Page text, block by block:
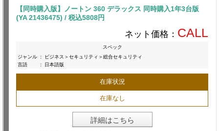
【同時購入版】ノートン 360 デラックス 同時購入1年3台版
(YA 21436475) / 税込5808円
ネット価格： CALL
スペック
ジャンル :
ビジネス＞セキュリティ＞総合セキュリティ
言語
: 日本語版
在庫状況
在庫なし
詳細はこちら